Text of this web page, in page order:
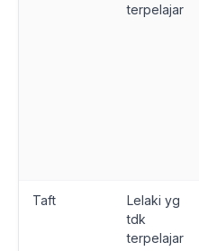
terpelajar
Taft
Lelaki yg
tdk
terpelajar